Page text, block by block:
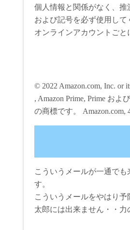
個人情報と関係がなく、推
および記号を必ず使用して
オンラインアカウントごと
© 2022 Amazon.com, Inc. or
, Amazon Prime, Prime およ
の商標です。 Amazon.com,
こういうメールが一通で
す。
こういうメールをやはり
太郎には出来ません・・